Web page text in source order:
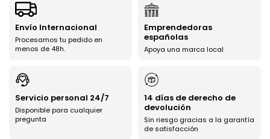
Envío Internacional
Procesamos tu pedido en
menos de 48h.
Emprendedoras
españolas
Apoya una marca local
Servicio personal 24/7
Disponible para cualquier
pregunta
14 días de derecho de
devolución
Sin riesgo gracias a la garantía
de satisfacción